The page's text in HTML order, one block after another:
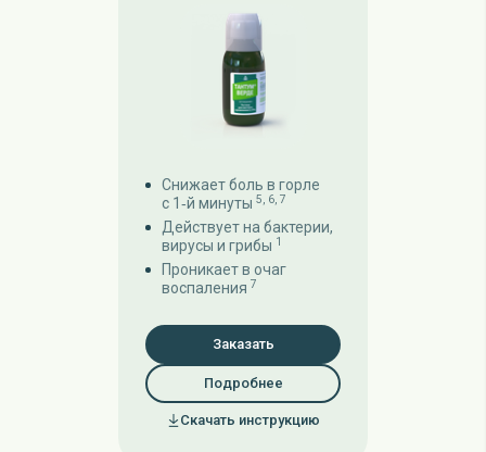
Снижает боль в горле
с 1‑й минуты 5, 6, 7
Действует на бактерии,
вирусы и грибы 1
Проникает в очаг
воспаления 7
Заказать
Подробнее
Скачать инструкцию